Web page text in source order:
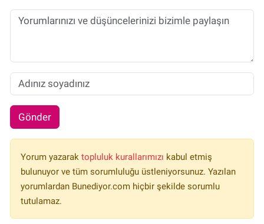
Gönder
Yorum yazarak topluluk kurallarımızı kabul etmiş
bulunuyor ve tüm sorumluluğu üstleniyorsunuz. Yazılan
yorumlardan Bunediyor.com hiçbir şekilde sorumlu
tutulamaz.